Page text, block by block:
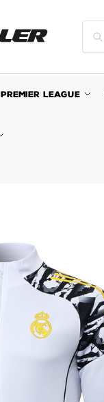
pour :
PREMIER LEAGUE